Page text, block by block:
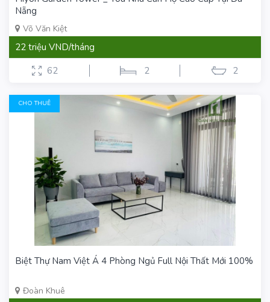
Nẵng
Võ Văn Kiệt
22 triệu VND/tháng
62
2 2
CHO THUÊ
Biệt Thự Nam Việt Á 4 Phòng Ngủ Full Nội Thất Mới 100%
Đoàn Khuê